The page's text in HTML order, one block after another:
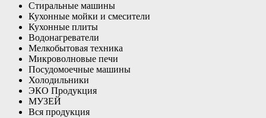
Стиральные машины
Кухонные мойки и смесители
Кухонные плиты
Водонагреватели
Мелкобытовая техника
Микроволновые печи
Посудомоечные машины
Холодильники
ЭКО Продукция
МУЗЕЙ
Вся продукция